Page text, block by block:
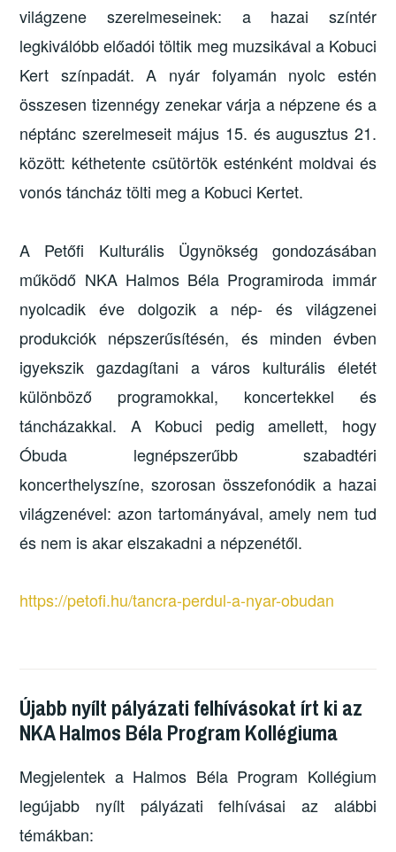
világzene szerelmeseinek: a hazai színtér
legkiválóbb előadói töltik meg muzsikával a Kobuci
Kert színpadát. A nyár folyamán nyolc estén
összesen tizennégy zenekar várja a népzene és a
néptánc szerelmeseit május 15. és augusztus 21.
között: kéthetente csütörtök esténként moldvai és
vonós táncház tölti meg a Kobuci Kertet.
A Petőfi Kulturális Ügynökség gondozásában
működő NKA Halmos Béla Programiroda immár
nyolcadik éve dolgozik a nép- és világzenei
produkciók népszerűsítésén, és minden évben
igyekszik gazdagítani a város kulturális életét
különböző programokkal, koncertekkel és
táncházakkal. A Kobuci pedig amellett, hogy
Óbuda legnépszerűbb szabadtéri
koncerthelyszíne, szorosan összefonódik a hazai
világzenével: azon tartományával, amely nem tud
és nem is akar elszakadni a népzenétől.
https://petofi.hu/tancra-perdul-a-nyar-obudan
Újabb nyílt pályázati felhívásokat írt ki az
NKA Halmos Béla Program Kollégiuma
Megjelentek a Halmos Béla Program Kollégium
legújabb nyílt pályázati felhívásai az alábbi
témákban: